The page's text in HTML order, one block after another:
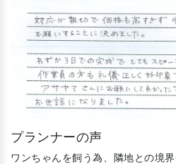
プランナーの声
ワンちゃんを飼う為、隣地との境